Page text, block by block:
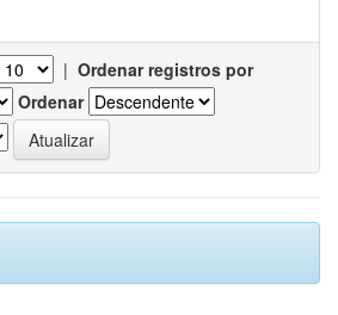
| Ordenar registros por
Ordenar